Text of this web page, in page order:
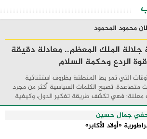
محمود المحمود
جلالة الملك المعظم.. معادلة دقيقة
الردع وحكمة السلام
التي تمر بها المنطقة بظروف استثنائية
متصاعدة، تصبح الكلمات السياسية أكثر من مجرد
معلنة؛ فهي تكشف طريقة تفكير الدول، وكيفية
للأزمات، والحدود التي تفصل بين القوة ...
جمال حسين
«أولاد الأكابر»